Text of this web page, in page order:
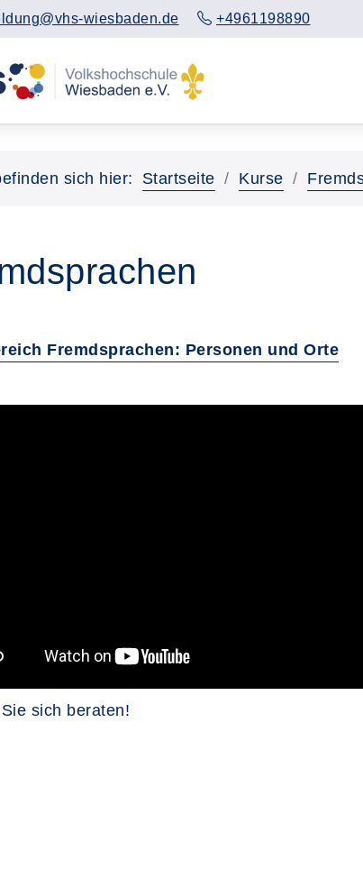
wiesbaden.de +4961198890
sich hier: Startseite Kurse
Fremdsprachen: Personen und Orte
sich beraten!